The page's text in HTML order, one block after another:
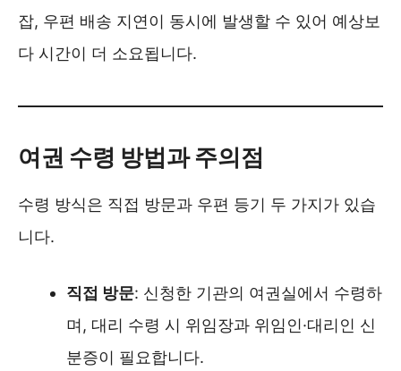
잡, 우편 배송 지연이 동시에 발생할 수 있어 예상보
다 시간이 더 소요됩니다.
여권 수령 방법과 주의점
수령 방식은 직접 방문과 우편 등기 두 가지가 있습
니다.
직접 방문: 신청한 기관의 여권실에서 수령하
며, 대리 수령 시 위임장과 위임인·대리인 신
분증이 필요합니다.